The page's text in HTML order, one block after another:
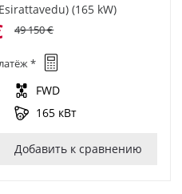
(165 kW)
49 150 €
*
FWD
165 кВт
Добавить к сравнению